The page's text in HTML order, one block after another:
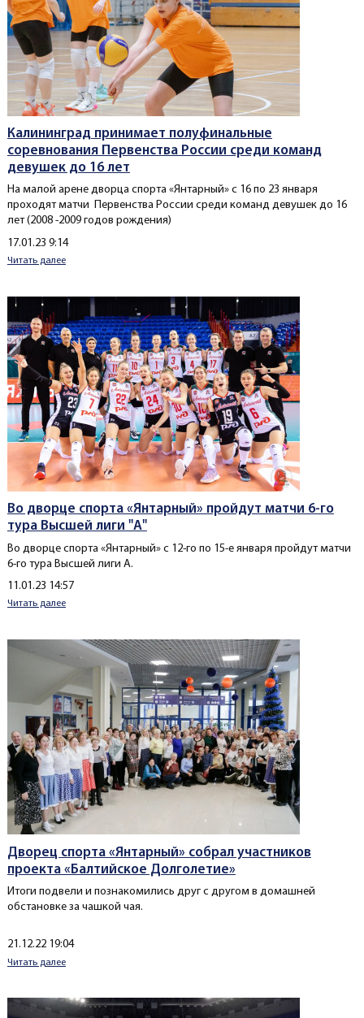
Калининград принимает полуфинальные
соревнования Первенства России среди команд
девушек до 16 лет
На малой арене дворца спорта «Янтарный» с 16 по 23 января
проходят матчи Первенства России среди команд девушек до 16
лет (2008 -2009 годов рождения)
Создано
17.01.23 9:14
Читать далее
Во дворце спорта «Янтарный» пройдут матчи 6-го
тура Высшей лиги "А"
Во дворце спорта «Янтарный» с 12-го по 15-е января пройдут матчи
6-го тура Высшей лиги А.
Создано
11.01.23 14:57
Читать далее
Дворец спорта «Янтарный» собрал участников
проекта «Балтийское Долголетие»
Итоги подвели и познакомились друг с другом в домашней
обстановке за чашкой чая.
Создано
21.12.22 19:04
Читать далее